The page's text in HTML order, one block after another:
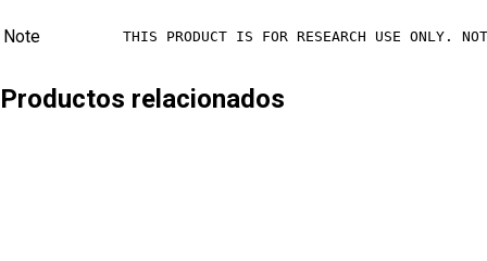
Note THIS PRODUCT IS FOR RESEARCH USE ONLY.
Productos relacionados